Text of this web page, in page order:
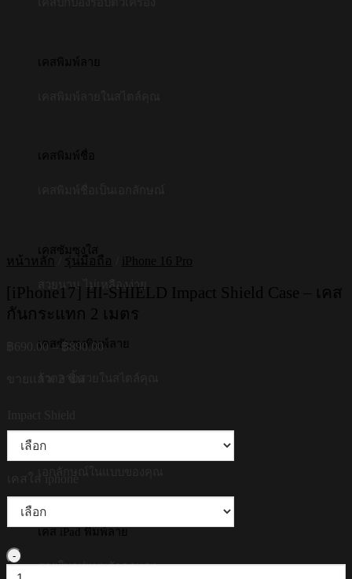
เคสพิมพ์ลาย
เคสพิมพ์ชื่อ
เคสซัมซุงใส
สวยนาน ไม่เหลืองง่าย
เคสซัมซุงพิมพ์ลาย
เคส iPad พิมพ์ลาย
สวยในรูปแบบตัวคุณเอง
หน้าหลัก รุ่นมือถือ iPhone 16 Pro
[iPhone17] HI-SHIELD Impact Shield Case – เคส
กันกระแทก 2 เมตร
690.00 – ฿890.00Price